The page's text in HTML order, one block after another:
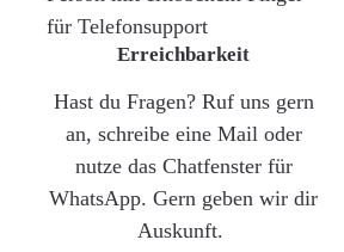
Erreichbarkeit
Hast du Fragen? Ruf uns gern
an, schreibe eine Mail oder
nutze das Chatfenster für
WhatsApp. Gern geben wir dir
Auskunft.